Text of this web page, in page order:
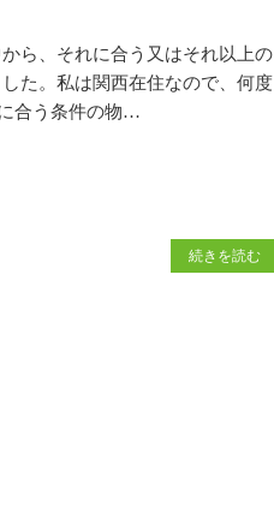
ら、それに合う又はそれ以上の
た。私は関西在住なので、何度
合う条件の物…
続きを読む